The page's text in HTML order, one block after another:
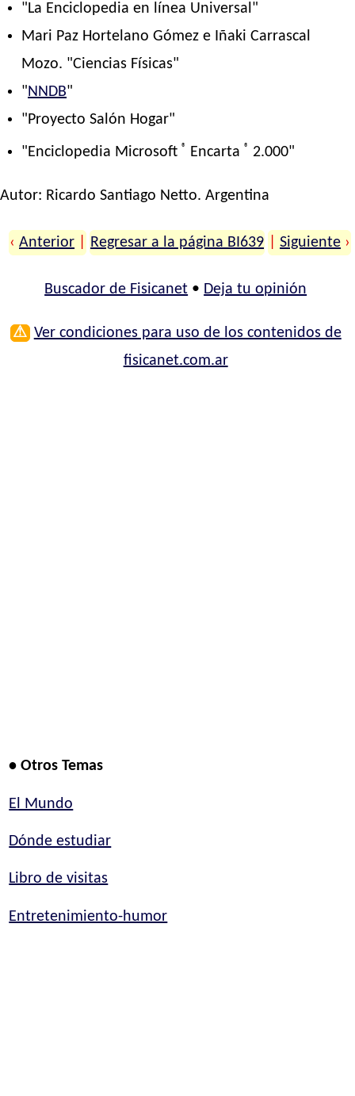
"La Enciclopedia en línea Universal"
Mari Paz Hortelano Gómez e Iñaki Carrascal
Mozo. "Ciencias Físicas"
"NNDB"
"Proyecto Salón Hogar"
"Enciclopedia Microsoft ® Encarta ® 2.000"
Autor: Ricardo Santiago Netto. Argentina
‹ Anterior Regresar a la página BI639 Siguiente ›
Buscador de Fisicanet • Deja tu opinión
⚠ Ver condiciones para uso de los contenidos de
fisicanet.com.ar
• Otros Temas
El Mundo
Dónde estudiar
Libro de visitas
Entretenimiento-humor